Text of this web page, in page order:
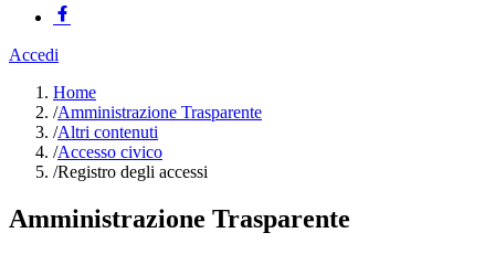
Accedi
Home
/Amministrazione Trasparente
/Altri contenuti
/Accesso civico
/Registro degli accessi
Amministrazione Trasparente